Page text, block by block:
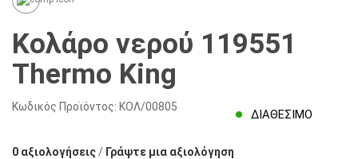
Κολάρο νερού 119551
Thermo King
Κωδικός Προϊόντος: ΚΟΛ/00805
ΔΙΑΘΈΣΙΜΟ
0 αξιολογήσεις/ Γράψτε μια αξιολόγηση